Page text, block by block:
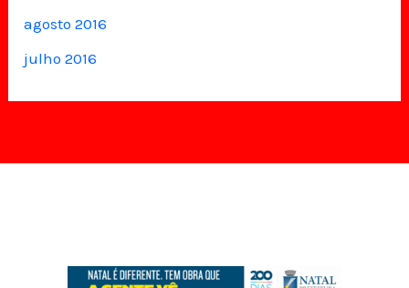
agosto 2016
julho 2016